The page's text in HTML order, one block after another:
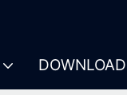
DOWNLOAD